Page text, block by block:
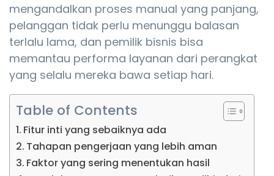
mengandalkan proses manual yang panjang,
pelanggan tidak perlu menunggu balasan
terlalu lama, dan pemilik bisnis bisa
memantau performa layanan dari perangkat
yang selalu mereka bawa setiap hari.
Table of Contents
Fitur inti yang sebaiknya ada
Tahapan pengerjaan yang lebih aman
Faktor yang sering menentukan hasil